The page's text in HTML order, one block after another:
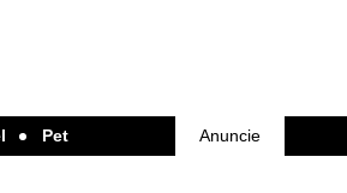
Pet Anuncie